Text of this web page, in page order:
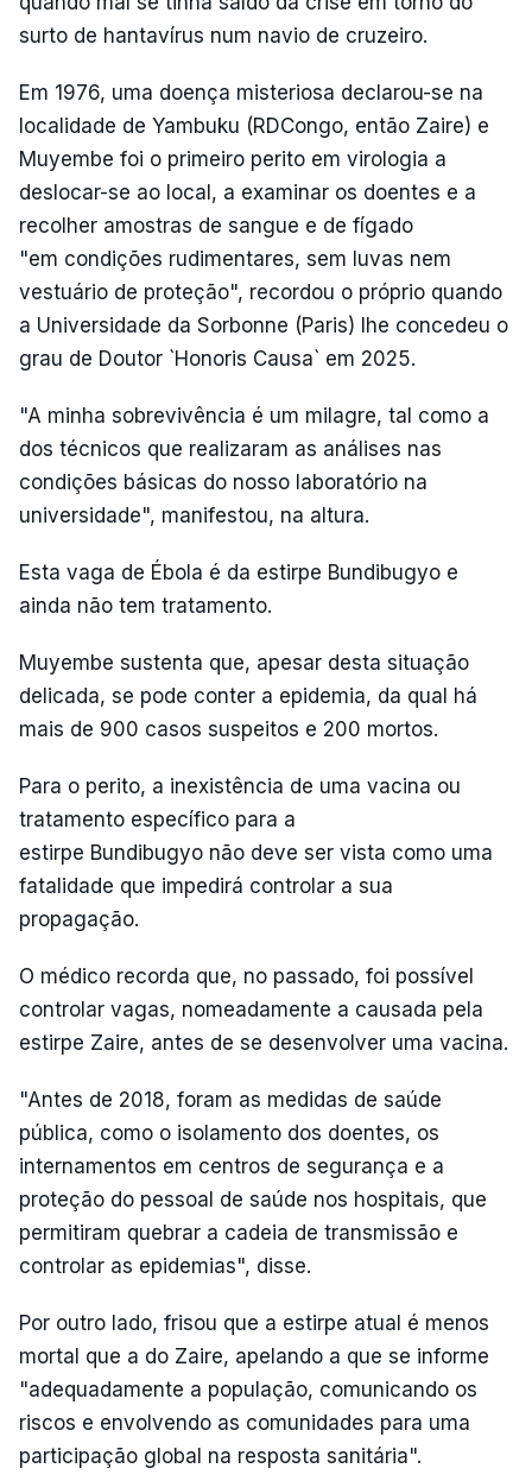
surto de hantavírus num navio de cruzeiro.
Em 1976, uma doença misteriosa declarou-se na
localidade de Yambuku (RDCongo, então Zaire) e
Muyembe foi o primeiro perito em virologia a
deslocar-se ao local, a examinar os doentes e a
recolher amostras de sangue e de fígado
"em condições rudimentares, sem luvas nem
vestuário de proteção", recordou o próprio quando
a Universidade da Sorbonne (Paris) lhe concedeu o
grau de Doutor `Honoris Causa` em 2025.
"A minha sobrevivência é um milagre, tal como a
dos técnicos que realizaram as análises nas
condições básicas do nosso laboratório na
universidade", manifestou, na altura.
Esta vaga de Ébola é da estirpe Bundibugyo e
ainda não tem tratamento.
Muyembe sustenta que, apesar desta situação
delicada, se pode conter a epidemia, da qual há
mais de 900 casos suspeitos e 200 mortos.
Para o perito, a inexistência de uma vacina ou
tratamento específico para a
estirpe Bundibugyo não deve ser vista como uma
fatalidade que impedirá controlar a sua
propagação.
O médico recorda que, no passado, foi possível
controlar vagas, nomeadamente a causada pela
estirpe Zaire, antes de se desenvolver uma vacina.
"Antes de 2018, foram as medidas de saúde
pública, como o isolamento dos doentes, os
internamentos em centros de segurança e a
proteção do pessoal de saúde nos hospitais, que
permitiram quebrar a cadeia de transmissão e
controlar as epidemias", disse.
Por outro lado, frisou que a estirpe atual é menos
mortal que a do Zaire, apelando a que se informe
"adequadamente a população, comunicando os
riscos e envolvendo as comunidades para uma
participação global na resposta sanitária".